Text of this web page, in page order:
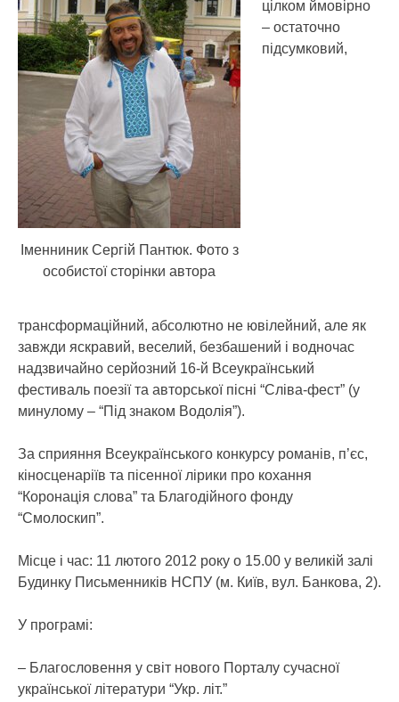
Іменниник Сергій Пантюк. Фото з
особистої сторінки автора
цілком ймовірно
– остаточно
підсумковий,
трансформаційний, абсолютно не ювілейний, але як
завжди яскравий, веселий, безбашений і водночас
надзвичайно серйозний 16-й Всеукраїнський
фестиваль поезії та авторської пісні “Сліва-фест” (у
минулому – “Під знаком Водолія”).
За сприяння Всеукраїнського конкурсу романів, п’єс,
кіносценаріїв та пісенної лірики про кохання
“Коронація слова” та Благодійного фонду
“Смолоскип”.
Місце і час: 11 лютого 2012 року о 15.00 у великій залі
Будинку Письменників НСПУ (м. Київ, вул. Банкова, 2).
У програмі:
– Благословення у світ нового Порталу сучасної
української літератури “Укр. літ.”